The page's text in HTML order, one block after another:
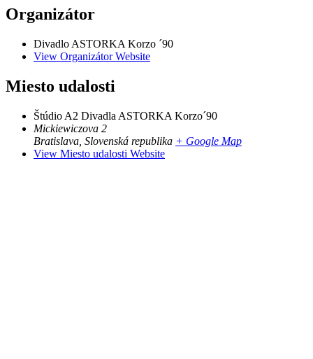
Organizátor
Divadlo ASTORKA Korzo ´90
View Organizátor Website
Miesto udalosti
Štúdio A2 Divadla ASTORKA Korzo´90
Mickiewiczova 2
Bratislava Slovenská republika + Google Map
View Miesto udalosti Website